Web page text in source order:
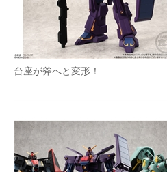
台座が斧へと変形！